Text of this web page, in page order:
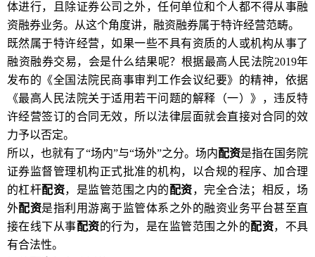
体进行，且除证券公司之外，任何单位和个人都不得从事融
资融券业务。从这个角度讲，融资融券属于特许经营范畴。
既然属于特许经营，如果一些不具有资质的人或机构从事了
融资融券交易，会是什么结果呢？根据最高人民法院2019年
发布的《全国法院民商事审判工作会议纪要》的精神，依据
《最高人民法院关于适用若干问题的解释（一）》，违反特
许经营签订的合同无效，所以法律层面就会直接对合同的效
力予以否定。
所以，也就有了“场内”与“场外”之分。场内配资是指在国务院
证券监督管理机构正式批准的机构，以合规的程序、加合理
的杠杆配资，是监管范围之内的配资，完全合法；相反，场
外配资是指利用游离于监管体系之外的融资业务平台甚至直
接在线下从事配资的行为，是在监管范围之外的配资，不具
有合法性。